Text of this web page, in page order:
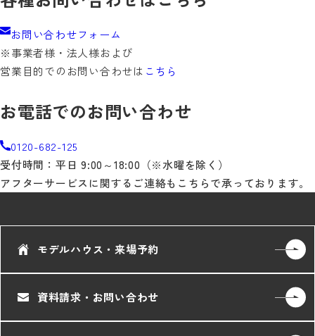
お問い合わせフォーム
※事業者様・法人様および
営業目的でのお問い合わせは こちら
お電話でのお問い合わせ
0120-682-125
受付時間：平日 9:00～18:00（※水曜を除く）
アフターサービスに関するご連絡もこちらで承っております。
モデルハウス・来場予約
資料請求・お問い合わせ